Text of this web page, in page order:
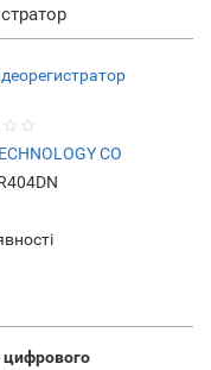
CO
цифрового